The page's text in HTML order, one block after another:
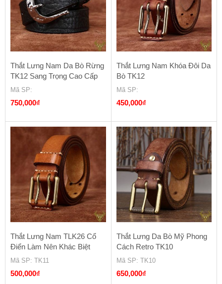
Thắt Lưng Nam Da Bò Rừng
TK12 Sang Trọng Cao Cấp
Mã SP:
750,000₫
Thắt Lưng Nam Khóa Đôi Da
Bò TK12
Mã SP:
450,000₫
Thắt Lưng Nam TLK26 Cổ
Điển Làm Nên Khác Biệt
Mã SP: TK11
500,000₫
Thắt Lưng Da Bò Mỹ Phong
Cách Retro TK10
Mã SP: TK10
650,000₫